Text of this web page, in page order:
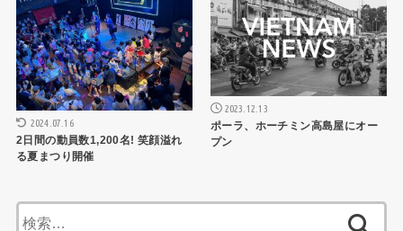
2024.07.16
2日間の動員数1,200名! 笑顔溢れ
る夏まつり開催
2023.12.13
ポーラ、ホーチミン高島屋にオー
プン